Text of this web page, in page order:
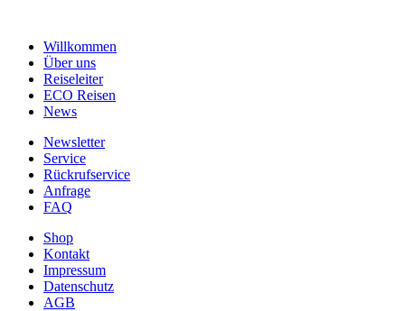
Willkommen
Über uns
Reiseleiter
ECO Reisen
News
Newsletter
Service
Rückrufservice
Anfrage
FAQ
Shop
Kontakt
Impressum
Datenschutz
AGB